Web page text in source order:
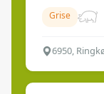
Grise
6950,